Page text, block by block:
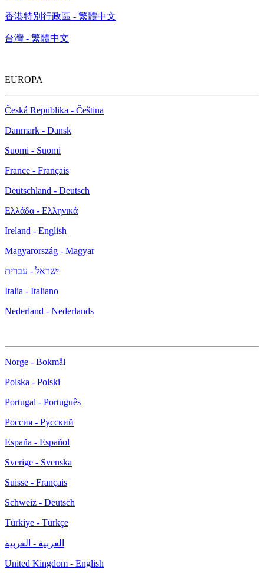
香港特別行政區 - 繁體中文
台灣 - 繁體中文
EUROPA
Česká Republika - Čeština
Danmark - Dansk
Suomi - Suomi
France - Français
Deutschland - Deutsch
Ελλάδα - Ελληνικά
Ireland - English
Magyarország - Magyar
ישראל - עברית
Italia - Italiano
Nederland - Nederlands
Norge - Bokmål
Polska - Polski
Portugal - Português
Россия - Русский
España - Español
Sverige - Svenska
Suisse - Français
Schweiz - Deutsch
Türkiye - Türkçe
العربية - العربية
United Kingdom - English